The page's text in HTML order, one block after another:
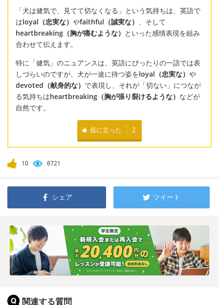
「犬は健気で、見てて切なくなる」という気持ちは、英語で
はloyal（忠実な） やfaithful（誠実な） 、そして
heartbreaking（胸が痛むような） といった感情表現を組み
合わせて伝えます。
特に「健気」のニュアンスは、英語にぴったりの一語では表
しづらいのですが、犬が一途に待つ姿をloyal（忠実な） や
devoted（献身的な） で表現し、それが「切ない」につなが
る気持ちはheartbreaking（胸が張り裂けるような） などが
自然です。
役に立った 2
10 6721
シェア ツイート
関連する質問